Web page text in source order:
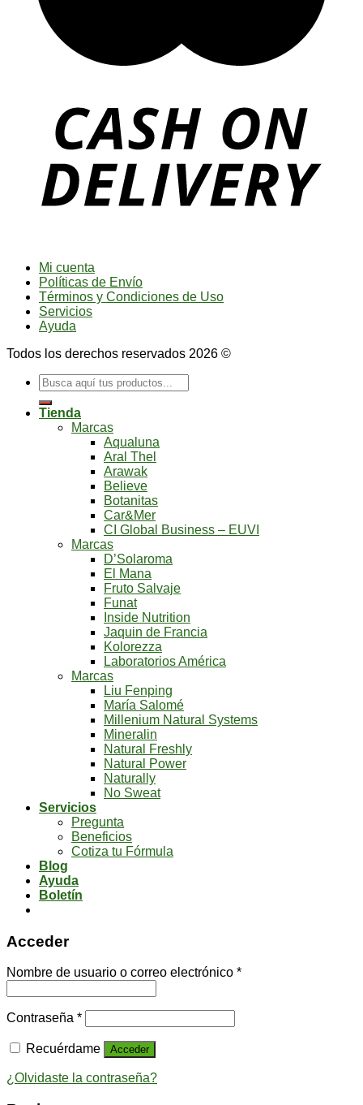
Mi cuenta
Políticas de Envío
Términos y Condiciones de Uso
Servicios
Ayuda
Todos los derechos reservados 2026 ©
Buscar
por:
Tienda
Marcas
Aqualuna
Aral Thel
Arawak
Believe
Botanitas
Car&Mer
CI Global Business – EUVI
Marcas
D’Solaroma
El Mana
Fruto Salvaje
Funat
Inside Nutrition
Jaquin de Francia
Kolorezza
Laboratorios América
Marcas
Liu Fenping
María Salomé
Millenium Natural Systems
Mineralin
Natural Freshly
Natural Power
Naturally
No Sweat
Servicios
Pregunta
Beneficios
Cotiza tu Fórmula
Blog
Ayuda
Boletín
Acceder
Nombre de usuario o correo electrónico *
Contraseña *
Recuérdame Acceder
¿Olvidaste la contraseña?